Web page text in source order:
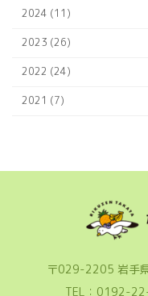
2024 (11)
2023 (26)
2022 (24)
2021 (7)
〒029-2205 岩手
TEL：0192-